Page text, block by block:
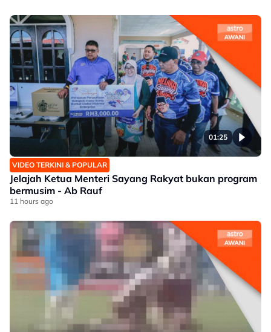
01:25
VIDEO TERKINI & POPULAR
Jelajah Ketua Menteri Sayang Rakyat bukan program
bermusim - Ab Rauf
11 hours ago